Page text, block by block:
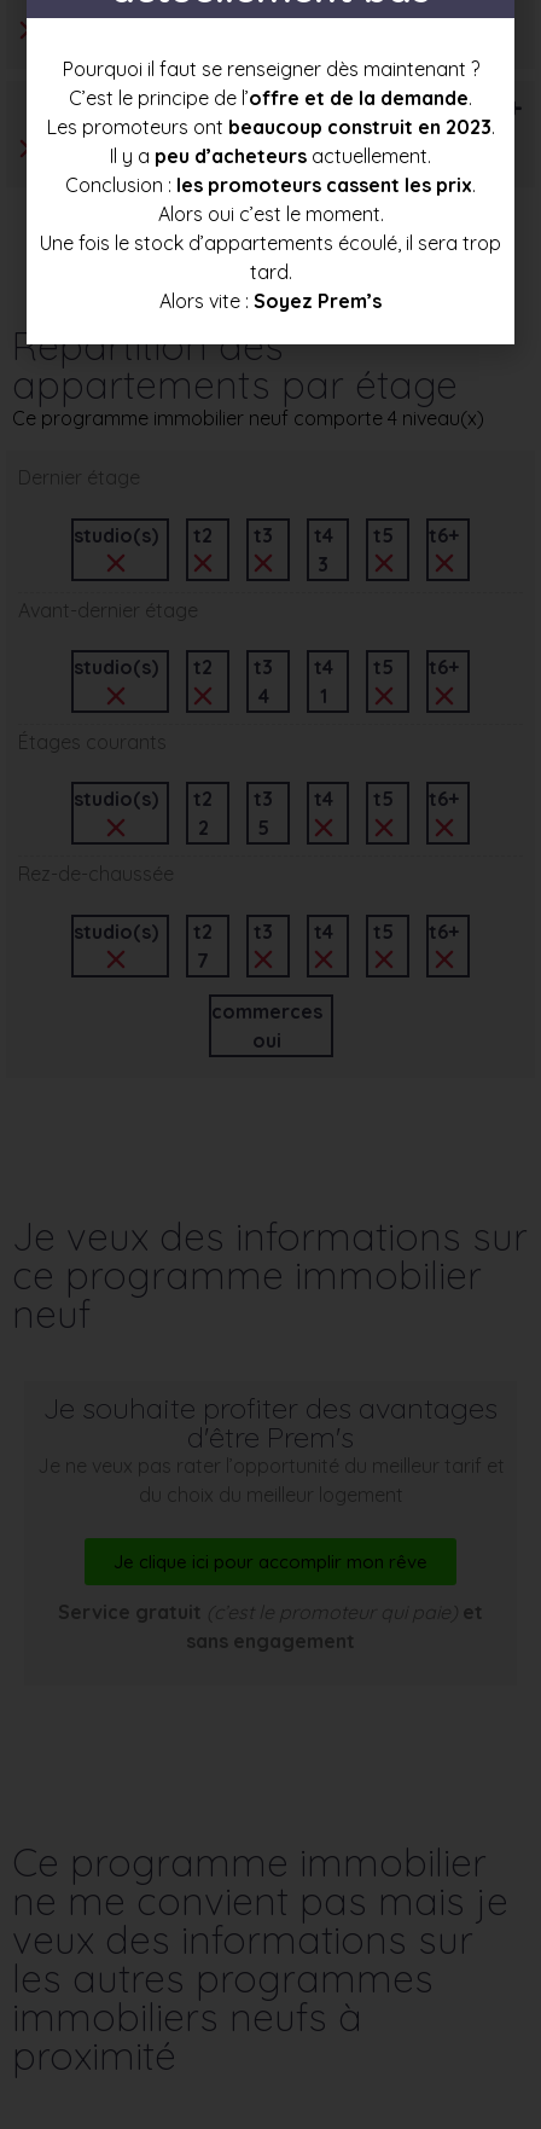
T6+
Répartition des
appartements par étage
Ce programme immobilier neuf comporte 4 niveau(x)
Dernier étage
studio(s) t2 t3
t4
3
t5 t6+
Avant-dernier étage
studio(s) t2
t3
4
t4
1
t5 t6+
Étages courants
studio(s)
t2
2
t3
5
t4 t5 t6+
Rez-de-chaussée
studio(s)
t2
7
t3 t4 t5 t6+
commerces
oui
Je veux des informations sur
ce programme immobilier
neuf
Je souhaite profiter des avantages
d'être Prem's
Je ne veux pas rater l’opportunité du meilleur tarif et
du choix du meilleur logement
Je clique ici pour accomplir mon rêve
Service gratuit (c’est le promoteur qui paie) et
sans engagement
Ce programme immobilier
ne me convient pas mais je
veux des informations sur
les autres programmes
immobiliers neufs à
proximité
Pourquoi il faut se renseigner dès maintenant ?
C’est le principe de l’offre et de la demande.
Les promoteurs ont beaucoup construit en 2023.
Il y a peu d’acheteurs actuellement.
Conclusion : les promoteurs cassent les prix.
Alors oui c’est le moment.
Une fois le stock d’appartements écoulé, il sera trop
tard.
Alors vite : Soyez Prem’s